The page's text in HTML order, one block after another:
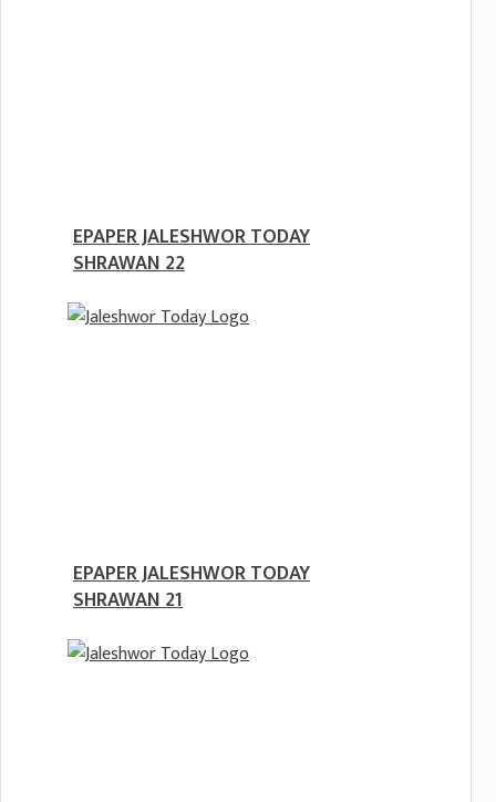
EPAPER JALESHWOR TODAY
SHRAWAN 22
EPAPER JALESHWOR TODAY
SHRAWAN 21